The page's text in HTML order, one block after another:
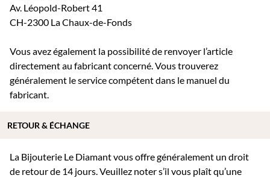
Av. Léopold-Robert 41
CH-2300 La Chaux-de-Fonds
Vous avez également la possibilité de renvoyer l’article
directement au fabricant concerné. Vous trouverez
généralement le service compétent dans le manuel du
fabricant.
La Bijouterie Le Diamant vous offre généralement un droit
de retour de 14 jours. Veuillez noter s’il vous plaît qu’une
RETOUR & ÉCHANGE